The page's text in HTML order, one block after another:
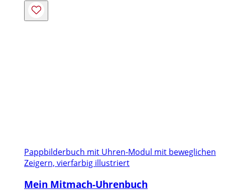
Pappbilderbuch mit Uhren-Modul mit beweglichen
Zeigern, vierfarbig illustriert
Mein Mitmach-Uhrenbuch